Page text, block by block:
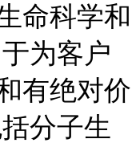
命科学和
为客户
有绝对价
分子生